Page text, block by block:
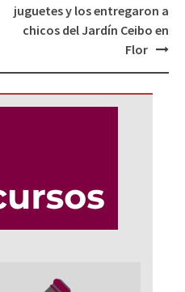
juguetes y los entregaron a
chicos del Jardín Ceibo en
Flor